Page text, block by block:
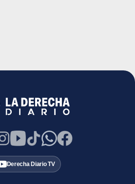
Derecha Diario TV